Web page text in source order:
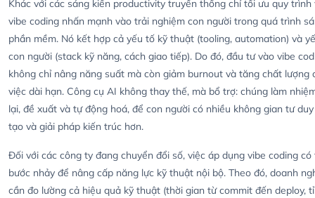
Khác với các sáng kiến productivity truyền thống chỉ tối ưu quy trình
vibe coding nhấn mạnh vào trải nghiệm con người trong quá trình
phần mềm. Nó kết hợp cả yếu tố kỹ thuật (tooling, automation) và
con người (stack kỹ năng, cách giao tiếp). Do đó, đầu tư vào vibe
không chỉ nâng năng suất mà còn giảm burnout và tăng chất lượng
việc dài hạn. Công cụ AI không thay thế, mà bổ trợ: chúng làm
lại, đề xuất và tự động hoá, để con người có nhiều không gian tư
tạo và giải pháp kiến trúc hơn.
Đối với các công ty đang chuyển đổi số, việc áp dụng vibe coding có
bước nhảy để nâng cấp năng lực kỹ thuật nội bộ. Theo đó, doanh
cần đo lường cả hiệu quả kỹ thuật (thời gian từ commit đến deploy,